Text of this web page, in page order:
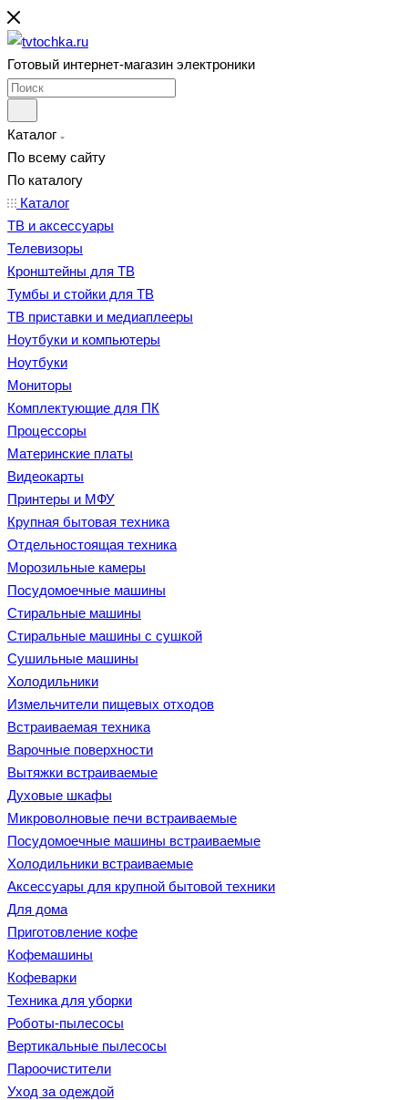
Готовый интернет-магазин электроники
Каталог
По всему сайту
По каталогу
Каталог
ТВ и аксессуары
Телевизоры
Кронштейны для ТВ
Тумбы и стойки для ТВ
ТВ приставки и медиаплееры
Ноутбуки и компьютеры
Ноутбуки
Мониторы
Комплектующие для ПК
Процессоры
Материнские платы
Видеокарты
Принтеры и МФУ
Крупная бытовая техника
Отдельностоящая техника
Морозильные камеры
Посудомоечные машины
Стиральные машины
Стиральные машины с сушкой
Сушильные машины
Холодильники
Измельчители пищевых отходов
Встраиваемая техника
Варочные поверхности
Вытяжки встраиваемые
Духовые шкафы
Микроволновые печи встраиваемые
Посудомоечные машины встраиваемые
Холодильники встраиваемые
Аксессуары для крупной бытовой техники
Для дома
Приготовление кофе
Кофемашины
Кофеварки
Техника для уборки
Роботы-пылесосы
Вертикальные пылесосы
Пароочистители
Уход за одеждой